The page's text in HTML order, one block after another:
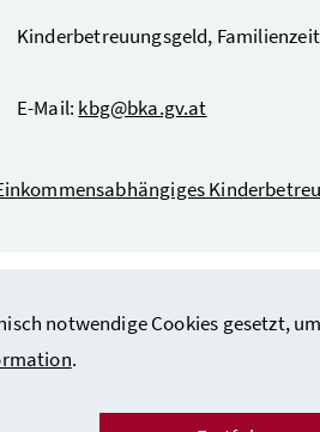
notwendige Cookies gesetzt,
.
Kinderbetreuungsgeld,
E-Mail: kbg@bka.gv.at